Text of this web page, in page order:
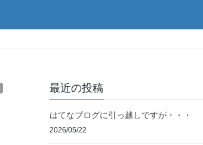
最近の投稿
はてなブログに引っ越しですが・・・
2026/05/22